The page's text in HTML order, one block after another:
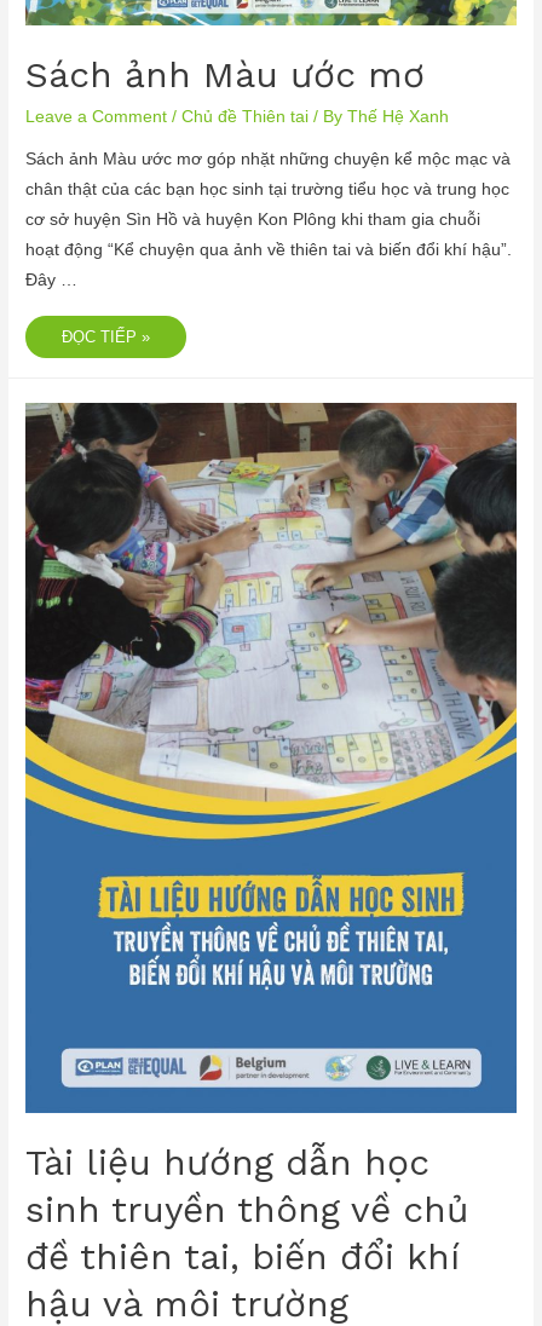
Sách ảnh Màu ước mơ
Leave a Comment /Chủ đề Thiên tai / ByThế Hệ Xanh
Sách ảnh Màu ước mơ góp nhặt những chuyện kể mộc mạc và
chân thật của các bạn học sinh tại trường tiểu học và trung học
cơ sở huyện Sìn Hồ và huyện Kon Plông khi tham gia chuỗi
hoạt động “Kể chuyện qua ảnh về thiên tai và biến đổi khí hậu”.
Đây …
ĐỌC TIẾP »
Tài liệu hướng dẫn học
sinh truyền thông về chủ
đề thiên tai, biến đổi khí
hậu và môi trường